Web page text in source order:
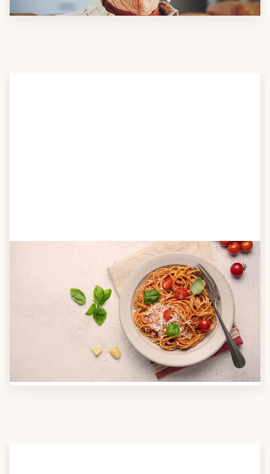
Anbieter finden
Nutzen Sie unsere große Mahlzeiten-Dienst-Suche,
um herauszufinden, welche Anbieter es in Ihrer
Region gibt und welcher am besten zu Ihnen passt.
Verschaffen Sie sich auch einen Überblick über die
Essen auf Rädern-Kosten.